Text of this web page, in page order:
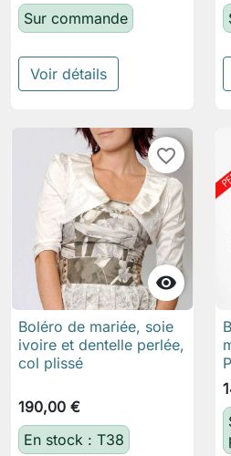
Sur commande
Voir détails

favorite_border
Boléro de mariée, soie
ivoire et dentelle perlée,
col plissé
190,00 €
En stock : T38